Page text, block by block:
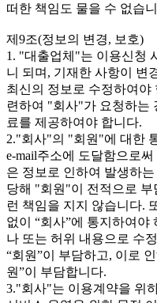
떠한 책임도 물을 수 없습
제9조(정보의 변경, 보호)
1. "대출업체"는 이용신청
니 되며, 기재한 사항이 변
최신의 정보로 수정하여
련하여 "회사"가 요청하는
료를 제공하여야 합니다.
2."회사"의 "회원"에 대한
e-mail주소에 도달함으로
은 정보로 인하여 발생하
당해 "회원"이 전적으로
런 책임을 지지 않습니다.
없이 “회사”에 통지하여야
나 또는 허위 내용으로 수
“회원”이 부담하고, 이로
원”이 부담합니다.
3."회사"는 이용계약을 위